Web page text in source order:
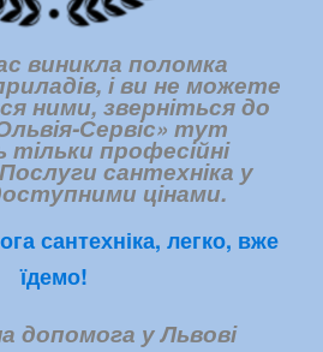
виникла поломка
і ви не можете
ними, зверніться до
Сервіс» тут
професійні
сантехніка у
цінами.
сантехніка, легко, вже
їдемо!
допомога у Львові